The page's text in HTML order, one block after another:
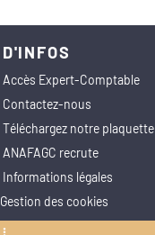
D'INFOS
Accès Expert-Comptable
Contactez-nous
Téléchargez notre plaquette
ANAFAGC recrute
Informations légales
Gestion des cookies